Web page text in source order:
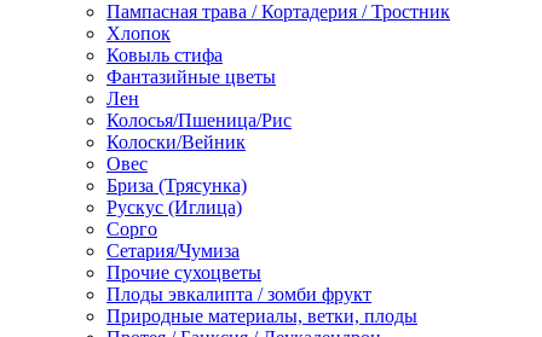
Пампасная трава / Кортадерия / Тростник
Хлопок
Ковыль стифа
Фантазийные цветы
Лен
Колосья/Пшеница/Рис
Колоски/Вейник
Овес
Бриза (Трясунка)
Рускус (Иглица)
Сорго
Сетария/Чумиза
Прочие сухоцветы
Плоды эвкалипта / зомби фрукт
Природные материалы, ветки, плоды